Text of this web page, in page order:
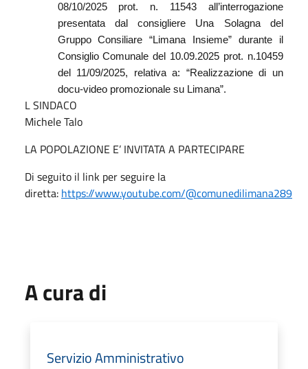
08/10/2025 prot. n. 11543 all’interrogazione
presentata dal consigliere Una Solagna del
Gruppo Consiliare “Limana Insieme” durante il
Consiglio Comunale del 10.09.2025 prot. n.10459
del 11/09/2025, relativa a: “Realizzazione di un
docu-video promozionale su Limana”.
L SINDACO
Michele Talo
LA POPOLAZIONE E’ INVITATA A PARTECIPARE
Di seguito il link per seguire la
diretta: https://www.youtube.com/@comunedilimana289
A cura di
Servizio Amministrativo